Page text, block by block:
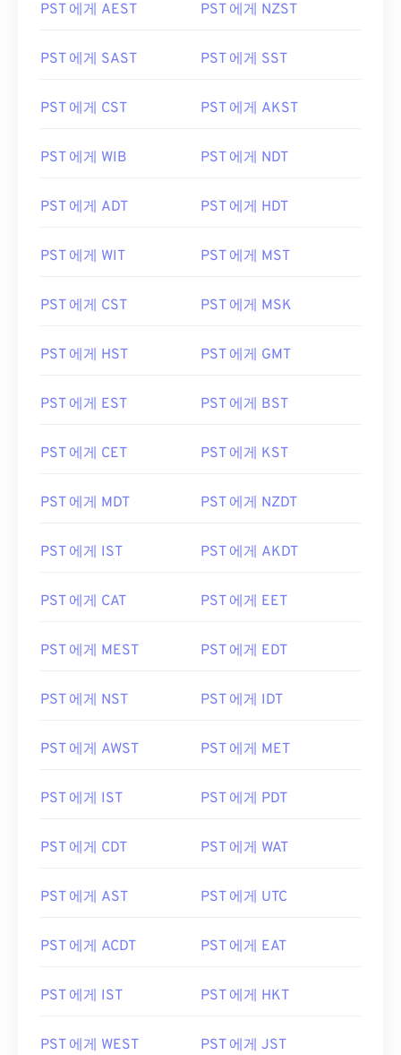
PST 에게 AEST PST 에게 NZST
PST 에게 SAST PST 에게 SST
PST 에게 CST PST 에게 AKST
PST 에게 WIB PST 에게 NDT
PST 에게 ADT PST 에게 HDT
PST 에게 WIT PST 에게 MST
PST 에게 CST PST 에게 MSK
PST 에게 HST PST 에게 GMT
PST 에게 EST PST 에게 BST
PST 에게 CET PST 에게 KST
PST 에게 MDT PST 에게 NZDT
PST 에게 IST PST 에게 AKDT
PST 에게 CAT PST 에게 EET
PST 에게 MEST PST 에게 EDT
PST 에게 NST PST 에게 IDT
PST 에게 AWST PST 에게 MET
PST 에게 IST PST 에게 PDT
PST 에게 CDT PST 에게 WAT
PST 에게 AST PST 에게 UTC
PST 에게 ACDT PST 에게 EAT
PST 에게 IST PST 에게 HKT
PST 에게 WEST PST 에게 JST